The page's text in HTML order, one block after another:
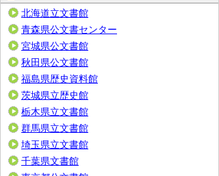
北海道立文書館
青森県公文書センター
宮城県公文書館
秋田県公文書館
福島県歴史資料館
茨城県立歴史館
栃木県立文書館
群馬県立文書館
埼玉県立文書館
千葉県文書館